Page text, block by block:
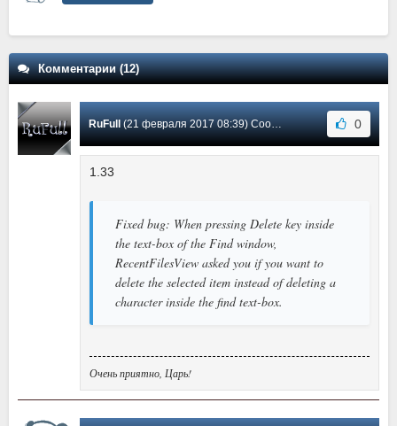
Комментарии (12)
RuFull (21 февраля 2017 08:39) Сообщение #10 0
1.33
Fixed bug: When pressing Delete key inside
the text-box of the Find window,
RecentFilesView asked you if you want to
delete the selected item instead of deleting a
character inside the find text-box.
Очень приятно, Царь!